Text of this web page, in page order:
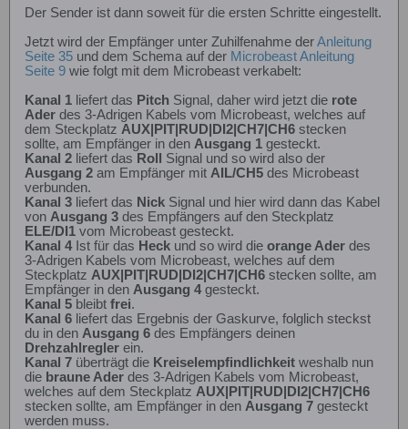
Der Sender ist dann soweit für die ersten Schritte eingestellt.
Jetzt wird der Empfänger unter Zuhilfenahme derAnleitung
Seite 35 und dem Schema auf der Microbeast Anleitung
Seite 9 wie folgt mit dem Microbeast verkabelt:
Kanal 1 liefert das Pitch Signal, daher wird jetzt die rote
Ader des 3-Adrigen Kabels vom Microbeast, welches auf
dem Steckplatz AUX|PIT|RUD|DI2|CH7|CH6 stecken
sollte, am Empfänger in den Ausgang 1 gesteckt.
Kanal 2 liefert das Roll
Signal und so wird also der
Ausgang 2 am Empfänger mit AIL/CH5 des Microbeast
verbunden.
Kanal 3 liefert das Nick Signal und hier wird dann das Kabel
von Ausgang 3 des Empfängers auf den Steckplatz
ELE/DI1 vom Microbeast gesteckt.
Kanal 4Ist für das Heck und so wird die orange Ader des
3-Adrigen Kabels vom Microbeast, welches auf dem
Steckplatz AUX|PIT|RUD|DI2|CH7|CH6 stecken sollte, am
Empfänger in den Ausgang 4gesteckt.
Kanal 5 bleibt frei.
Kanal 6 liefert das Ergebnis der Gaskurve, folglich steckst
du in den Ausgang 6 des Empfängers deinen
Drehzahlregler ein.
Kanal 7 überträgt die Kreiselempfindlichkeit weshalb nun
die braune Ader des 3-Adrigen Kabels vom Microbeast,
welches auf dem Steckplatz AUX|PIT|RUD|DI2|CH7|CH6
stecken sollte, am Empfänger in den Ausgang 7 gesteckt
werden muss.